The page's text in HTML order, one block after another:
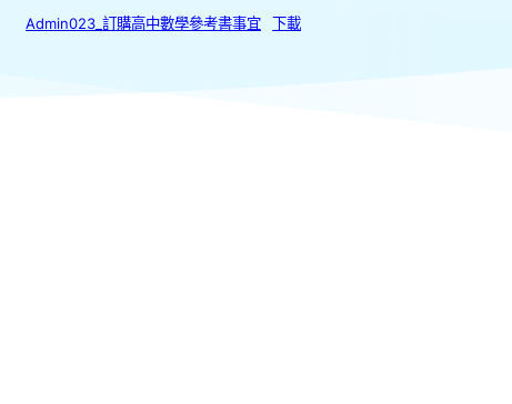
Admin023_訂購高中數學參考書事宜 下載